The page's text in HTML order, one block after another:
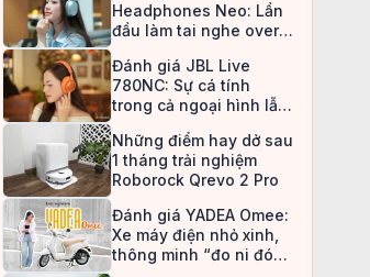
Headphones Neo: Lần
đầu làm tai nghe over-
an toàn
Đánh giá JBL Live
780NC: Sự cá tính
trong cả ngoại hình lẫn
Những điểm hay dở sau
1 tháng trải nghiệm
Roborock Qrevo 2 Pro
Đánh giá YADEA Omee:
Xe máy điện nhỏ xinh,
thông minh “đo ni đóng